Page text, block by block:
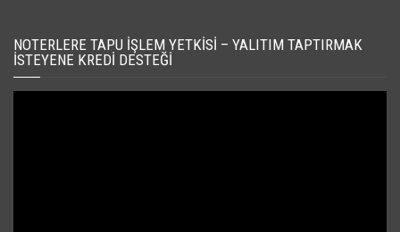
NOTERLERE TAPU İŞLEM YETKISI – YALITIM TAPTIRMAK
İSTEYENE KREDI DESTEĞI